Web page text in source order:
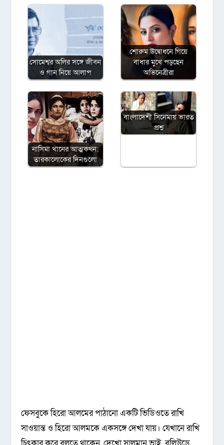
সোমেশ্বর অলির সঙ্গে জীবন
ও গান নিয়ে আলাপ
শোরুম উদ্বোধনে গিয়ে
বাধার মুখে পড়ছেন
অভিনেত্রীরা
নাসিমা খানের আত্মকথন:
তারকালোকের দিনগুলো
বাংলাদেশী সিনেমায় ভারত
প্রশ্ন
ফেসবুকে হিরো আলমের পাঠানো একটি ভিডিওতে রাখি
সাওয়ান্ত ও হিরো আলমকে একসঙ্গে দেখা যায়। যেখানে রাখি